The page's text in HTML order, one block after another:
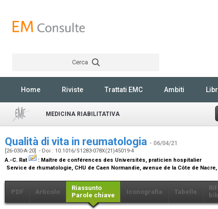
Cerca
Home Riviste Trattati EMC Ambiti
MEDICINA RIABILITATIVA
Qualità di vita in reumatologia - 06/04/21
[26-030-A-20] - Doi : 10.1016/S1283-078X(21)45019-4
A.-C. Rat
: Maître de conférences des Universités, praticien hospitalier
Service de rhumatologie, CHU de Caen Normandie, avenue de la Côte de
PDF Articolo
Riassunto
Parole chiave
Iconografia Tabelle